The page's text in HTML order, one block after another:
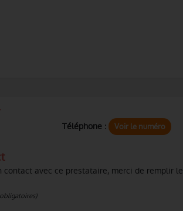
Téléphone : Voir le numéro
contact avec ce prestataire, merci de remplir le